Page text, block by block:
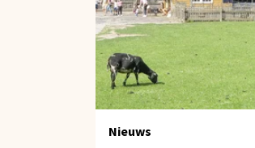
Nieuws